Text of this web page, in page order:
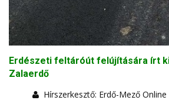
Erdészeti feltáróút felújítására írt
Zalaerdő
Hírszerkesztő: Erdő-Mező Online